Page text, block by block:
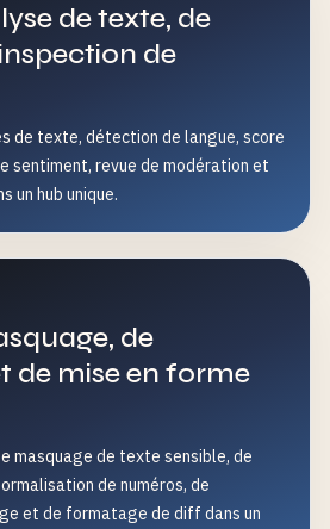
de texte, de
de
de texte, détection de langue, score
sentiment, revue de modération et
un hub unique.
de
de mise en forme
masquage de texte sensible, de
de numéros, de
et de formatage de diff dans un